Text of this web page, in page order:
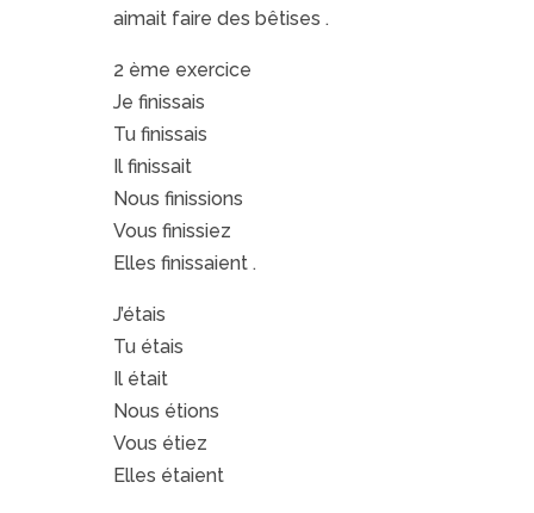
aimait faire des bêtises .
2 ème exercice
Je finissais
Tu finissais
Il finissait
Nous finissions
Vous finissiez
Elles finissaient .
J’étais
Tu étais
Il était
Nous étions
Vous étiez
Elles étaient